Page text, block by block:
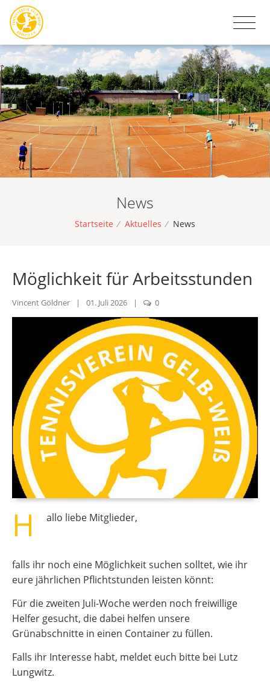
News
Startseite / Aktuelles / News
Möglichkeit für Arbeitsstunden
Vincent Göldner | 01. Juli 2026 | 0
H allo liebe Mitglieder,
falls ihr noch eine Möglichkeit suchen solltet, wie ihr
eure jährlichen Pflichtstunden leisten könnt:
Für die zweiten Juli-Woche werden noch freiwillige
Helfer gesucht, die dabei helfen unsere
Grünabschnitte in einen Container zu füllen.
Falls ihr Interesse habt, meldet euch bitte bei Lutz
Lungwitz.